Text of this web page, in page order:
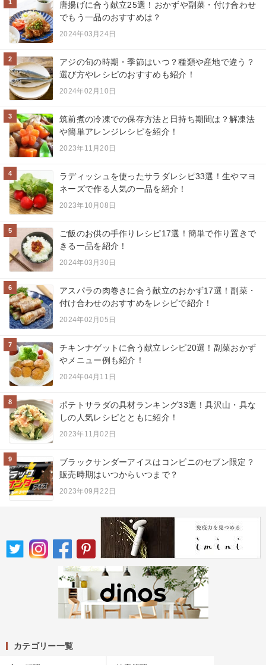
1
唐揚げに合う献立25選！おかずや副菜・付け合わせ
でもう一品のおすすめは？
2024年03月24日
2
アジの旬の時期・季節はいつ？種類や産地で違う？
選び方やレシピのおすすめも紹介！
2024年02月10日
3
筑前煮の冷凍での保存方法と日持ち期間は？解凍法
や簡単アレンジレシピを紹介！
2023年11月20日
4
ラディッシュを使ったサラダレシピ33選！生やマヨ
ネーズで作る人気の一品を紹介！
2023年10月08日
5
ご飯のお供の手作りレシピ17選！簡単で作り置きで
きる一品を紹介！
2024年03月30日
6
アスパラの肉巻きに合う献立のおかず17選！副菜・
付け合わせのおすすめをレシピで紹介！
2024年02月05日
7
チキンナゲットに合う献立レシピ20選！副菜おかず
やメニュー例も紹介！
2024年04月11日
8
ポテトサラダの具材ランキング33選！具沢山・具な
しの人気レシピとともに紹介！
2023年11月02日
9
ブラックサンダーアイスはコンビニのセブン限定？
販売時期はいつからいつまで？
2023年09月22日
カテゴリー一覧